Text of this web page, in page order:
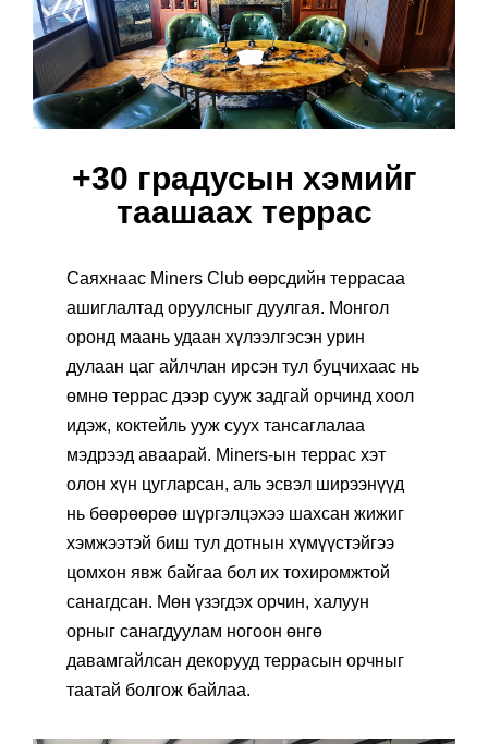
+30 градусын хэмийг
таашаах террас
Саяхнаас Miners Club өөрсдийн террасаа
ашиглалтад оруулсныг дуулгая. Монгол
оронд маань удаан хүлээлгэсэн урин
дулаан цаг айлчлан ирсэн тул буцчихаас нь
өмнө террас дээр сууж задгай орчинд хоол
идэж, коктейль ууж суух тансаглалаа
мэдрээд аваарай. Miners-ын террас хэт
олон хүн цугларсан, аль эсвэл ширээнүүд
нь бөөрөөрөө шүргэлцэхээ шахсан жижиг
хэмжээтэй биш тул дотнын хүмүүстэйгээ
цомхон явж байгаа бол их тохиромжтой
санагдсан. Мөн үзэгдэх орчин, халуун
орныг санагдуулам ногоон өнгө
давамгайлсан декорууд террасын орчныг
таатай болгож байлаа.